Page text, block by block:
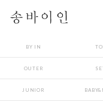
BY IN
OUTER
JUNIOR